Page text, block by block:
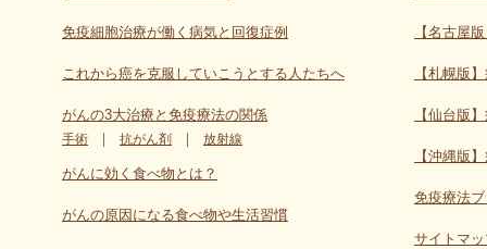
免疫細胞治療が働く病気と回復症例
これから癌を克服していこうとする人たちへ
がんの3大治療と免疫療法の関係
手術 ｜ 抗がん剤 ｜ 放射線
がんに効く食べ物とは？
がんの原因になる食べ物や生活習慣
【名古屋
【札幌版
【仙台版
【沖縄版
免疫療法
サイトマ